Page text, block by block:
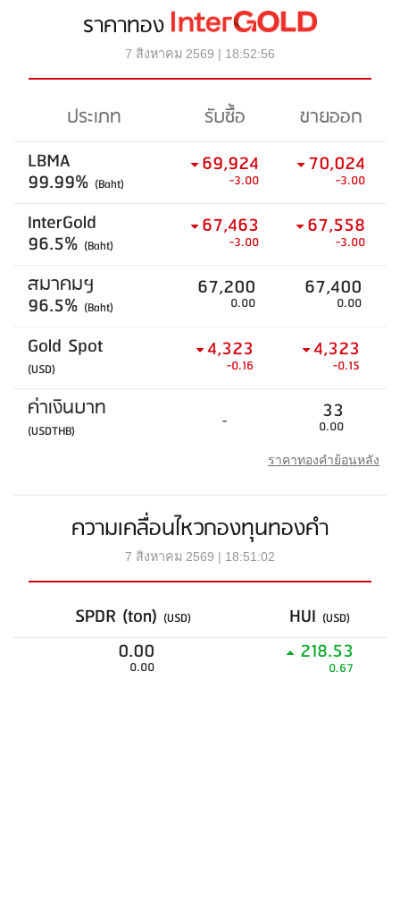
ราคาทอง
7 สิงหาคม 2569 | 18:52:56
ประเภท รับซื้อ
ขายออก
LBMA
99.99% (Baht)
69,924
-3.00
70,024
-3.00
InterGold
96.5% (Baht)
67,463
-3.00
67,558
-3.00
สมาคมฯ
96.5% (Baht)
67,200
0.00
67,400
0.00
Gold Spot
(USD)
4,323
-0.16
4,323
-0.15
ค่าเงินบาท
(USDTHB) - 33
0.00
ราคาทองคำย้อนหลัง
ความเคลื่อนไหวกองทุนทองคำ
7 สิงหาคม 2569 | 18:51:02
SPDR (ton) (USD) HUI (USD)
0.00
0.00
218.53
0.67